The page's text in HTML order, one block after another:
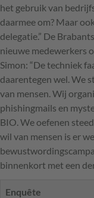
het gebruik van
daarmee om? Maar
delegatie.” De
nieuwe medewerkers
Simon: “De techniek
daarentegen wel. We
van mensen. Wij
phishingmails en
BIO. We oefenen
wil van mensen is er
binnenkort met een
Enquête